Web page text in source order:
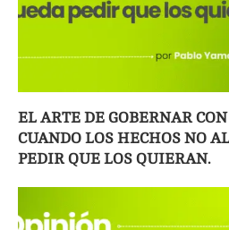
EL ARTE DE GOBERNAR
CUANDO LOS HECHOS NO
PEDIR QUE LOS QUIERAN.